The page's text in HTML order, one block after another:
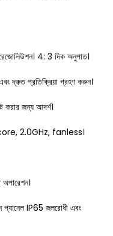
4: 3 দিক অনুপাত।
দ্রুত প্রতিক্রিয়া গ্রহণ করুন।
করার জন্য আদর্শ।
2.0GHz, fanless।
প্যানেল IP65 জলরোধী এবং